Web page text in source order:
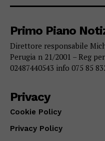
Primo Piano
Direttore responsabile
Perugia n 21/2001 – Reg
02487440543 info 075 85
Privacy
Cookie Policy
Privacy Policy